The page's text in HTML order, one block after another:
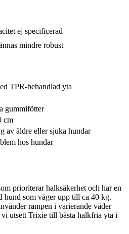
ej specificerad
mindre robust
TPR-behandlad yta
gummifötter
cm
av äldre eller sjuka hundar
hos hundar
prioriterar halksäkerhet och har en
hund som väger upp till ca 40 kg.
rampen i varierande väder
utsett Trixie till bästa halkfria yta i